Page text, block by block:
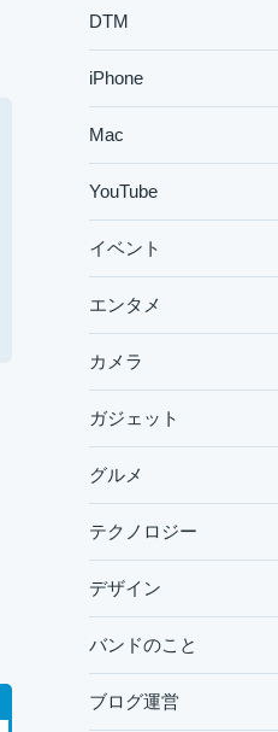
DTM
iPhone
Mac
YouTube
イベント
エンタメ
カメラ
ガジェット
グルメ
テクノロジー
デザイン
バンドのこと
ブログ運営